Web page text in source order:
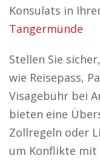
Konsulats in
Tangermünde
Stellen Sie
wie Reisepass,
Visagebühr bei
bieten eine
Zollregeln oder
um Konflikte mit